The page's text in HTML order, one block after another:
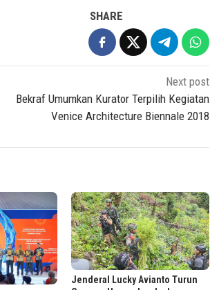
SHARE
Next post
Bekraf Umumkan Kurator Terpilih Kegiatan
Venice Architecture Biennale 2018
Jenderal Lucky Avianto Turun